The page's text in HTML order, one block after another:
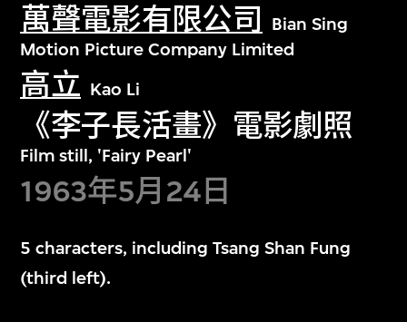
萬聲電影有限公司
Bian Sing
Motion Picture Company Limited
高立 Kao Li
《李子長活畫》電影劇照
Film still, 'Fairy Pearl'
1963年5月24日
5 characters, including Tsang Shan Fung
(third left).